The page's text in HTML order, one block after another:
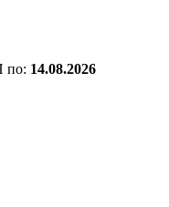
по: 14.08.2026